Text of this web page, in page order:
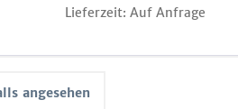
Lieferzeit: Auf Anfrage
angesehen